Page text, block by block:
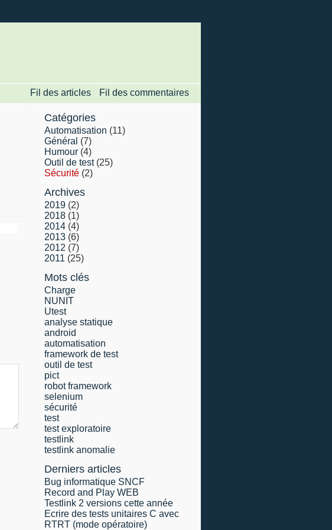
Fil des articles Fil des commentaires
Catégories
Automatisation (11)
Général (7)
Humour (4)
Outil de test(25)
Sécurité (2)
Archives
2019 (2)
2018 (1)
2014 (4)
2013 (6)
2012 (7)
2011 (25)
Mots clés
Charge
NUNIT
Utest
analyse statique
android
automatisation
framework de test
outil de test
pict
robot framework
selenium
sécurité
test
test exploratoire
testlink
testlink anomalie
Derniers articles
Bug informatique SNCF
Record and Play WEB
Testlink 2 versions cette année
Ecrire des tests unitaires C avec
RTRT (mode opératoire)